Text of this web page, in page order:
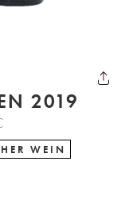
LE PUY - CUVÉE EMILIEN 2019
WEIN